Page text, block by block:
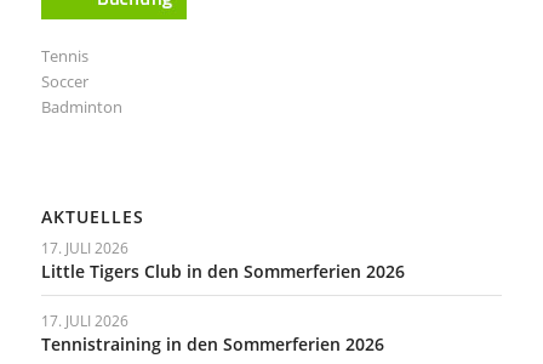
Tennis
Soccer
Badminton
AKTUELLES
17. JULI 2026
Little Tigers Club in den Sommerferien 2026
17. JULI 2026
Tennistraining in den Sommerferien 2026